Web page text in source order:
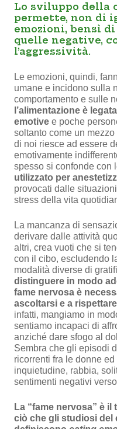
Lo sviluppo della
permette, non di
emozioni, bensì
quelle negative,
l’aggressività.
Le emozioni, quindi,
umane e incidono sulla
comportamento e sulle
l’alimentazione è
emotive e poche
soltanto come un
di noi riesce ad essere
emotivamente
spesso si confonde con
utilizzato per
provocati dalle
stress della vita
La mancanza di
derivare dalle attività
altri, crea vuoti che si
con il cibo, escludendo
modalità diverse di
distinguere in modo
fame nervosa è
ascoltarsi e a
infatti, mangiamo in
sentiamo incapaci di
anziché dare sfogo al
Sembra che gli episodi
ricorrenti fra le donne
inquietudine, rabbia,
sentimenti negativi
La “fame nervosa” è
ciò che gli studiosi del